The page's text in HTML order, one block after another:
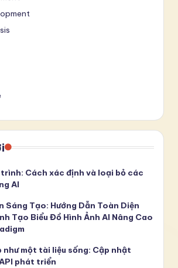
trình: Cách xác định và loại bỏ các
AI
Sáng Tạo: Hướng Dẫn Toàn Diện
Tạo Biểu Đồ Hình Ảnh AI Nâng Cao
như một tài liệu sống: Cập nhật
phát triển